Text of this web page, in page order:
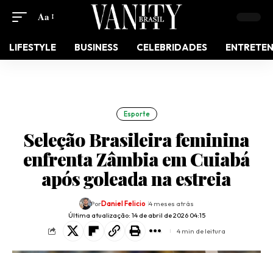
Aa
LIFESTYLE BUSINESS CELEBRIDADES
Esporte
Seleção Brasileira feminina
enfrenta Zâmbia em Cuiabá
após goleada na estreia
Última atualização: 14 de abril de 2026 04:15
PorDaniel Felicio 4 meses atrás
4 min de leitura